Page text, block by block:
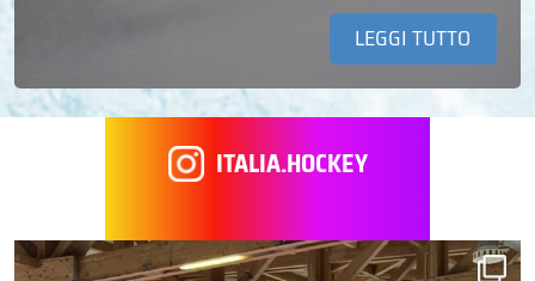
LEGGI TUTTO
ITALIA.HOCKEY